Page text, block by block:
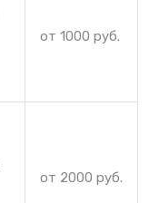
от 1000 руб.
от 2000 руб.